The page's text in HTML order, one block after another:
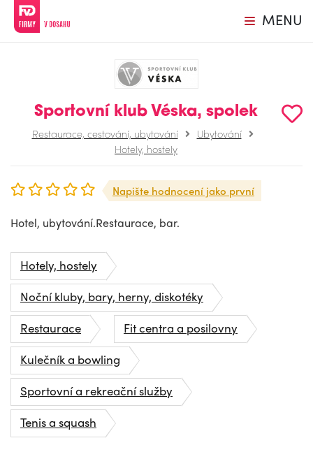
MENU
Sportovní klub Véska, spolek
Restaurace, cestování, ubytování
Ubytování
Hotely, hostely
Napište hodnocení jako první
Hotel, ubytování.Restaurace, bar.
Hotely, hostely
Noční kluby, bary, herny, diskotéky
Restaurace
Fit centra a posilovny
Kulečník a bowling
Sportovní a rekreační služby
Tenis a squash